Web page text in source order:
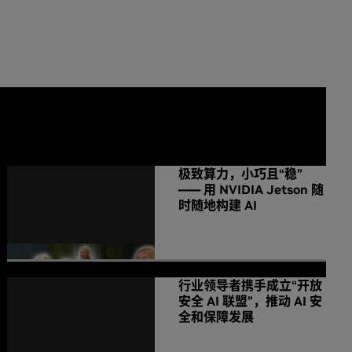
极致算力，小巧且“稳”
—— 用 NVIDIA Jetson 随
时随地构建 AI
行业领导者携手成立“开放
安全 AI 联盟”，推动 AI 安
全和保障发展